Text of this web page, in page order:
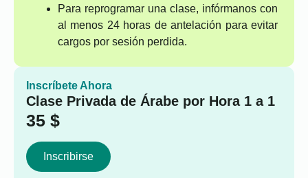
Para reprogramar una clase, infórmanos con
al menos 24 horas de antelación para evitar
cargos por sesión perdida.
Inscríbete Ahora
Clase Privada de Árabe por Hora 1 a 1
35 $
Inscribirse